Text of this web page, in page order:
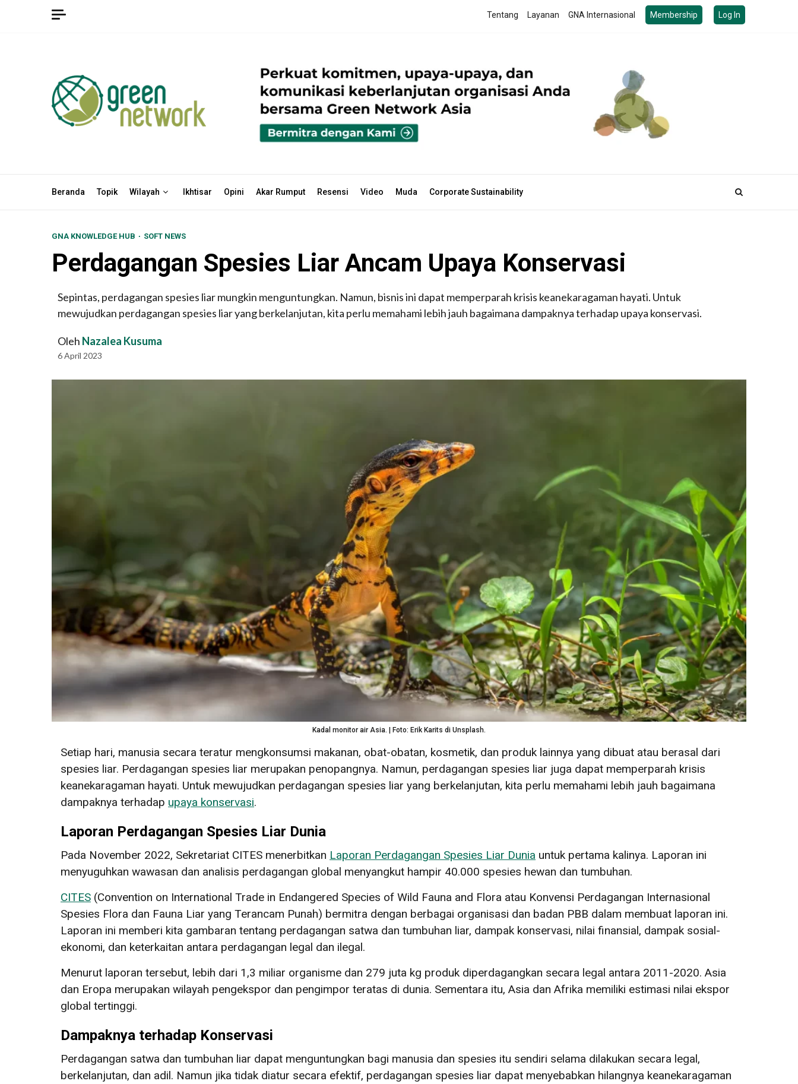
Tentang Layanan GNA Internasional Membership Log In
Beranda Topik Wilayah Ikhtisar Opini Akar Rumput Resensi Video Muda Corporate Sustainability
GNA KNOWLEDGE HUB SOFT NEWS
Perdagangan Spesies Liar Ancam Upaya Konservasi
Sepintas, perdagangan spesies liar mungkin menguntungkan. Namun, bisnis ini dapat memperparah krisis keanekaragaman hayati. Untuk
mewujudkan perdagangan spesies liar yang berkelanjutan, kita perlu memahami lebih jauh bagaimana dampaknya terhadap upaya konservasi.
Oleh Nazalea Kusuma
6 April 2023
Kadal monitor air Asia. | Foto: Erik Karits di Unsplash.
Setiap hari, manusia secara teratur mengkonsumsi makanan, obat-obatan, kosmetik, dan produk lainnya yang dibuat atau berasal dari
spesies liar. Perdagangan spesies liar merupakan penopangnya. Namun, perdagangan spesies liar juga dapat memperparah krisis
keanekaragaman hayati. Untuk mewujudkan perdagangan spesies liar yang berkelanjutan, kita perlu memahami lebih jauh bagaimana
dampaknya terhadap upaya konservasi.
Laporan Perdagangan Spesies Liar Dunia
Pada November 2022, Sekretariat CITES menerbitkan Laporan Perdagangan Spesies Liar Dunia untuk pertama kalinya. Laporan ini
menyuguhkan wawasan dan analisis perdagangan global menyangkut hampir 40.000 spesies hewan dan tumbuhan.
CITES (Convention on International Trade in Endangered Species of Wild Fauna and Flora atau Konvensi Perdagangan Internasional
Spesies Flora dan Fauna Liar yang Terancam Punah) bermitra dengan berbagai organisasi dan badan PBB dalam membuat laporan ini.
Laporan ini memberi kita gambaran tentang perdagangan satwa dan tumbuhan liar, dampak konservasi, nilai finansial, dampak sosial-
ekonomi, dan keterkaitan antara perdagangan legal dan ilegal.
Menurut laporan tersebut, lebih dari 1,3 miliar organisme dan 279 juta kg produk diperdagangkan secara legal antara 2011-2020. Asia
dan Eropa merupakan wilayah pengekspor dan pengimpor teratas di dunia. Sementara itu, Asia dan Afrika memiliki estimasi nilai ekspor
global tertinggi.
Dampaknya terhadap Konservasi
Perdagangan satwa dan tumbuhan liar dapat menguntungkan bagi manusia dan spesies itu sendiri selama dilakukan secara legal,
berkelanjutan, dan adil. Namun jika tidak diatur secara efektif, perdagangan spesies liar dapat menyebabkan hilangnya keanekaragaman